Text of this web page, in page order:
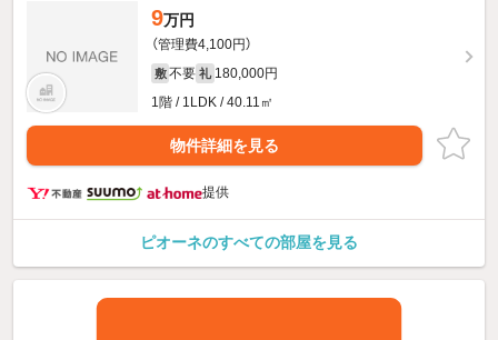
9万円
（管理費4,100円）
敷 不要 礼 180,000円
1階 / 1LDK / 40.11㎡
物件詳細を見る
提供
ピオーネのすべての部屋を見る